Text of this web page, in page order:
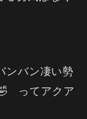
ンバン凄い勢
ってアクア